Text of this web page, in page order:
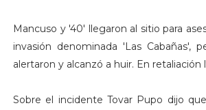
Mancuso y '40' llegaron al sitio para
invasión denominada 'Las Cabañas',
alertaron y alcanzó a huir. En retaliación
Sobre el incidente Tovar Pupo dijo